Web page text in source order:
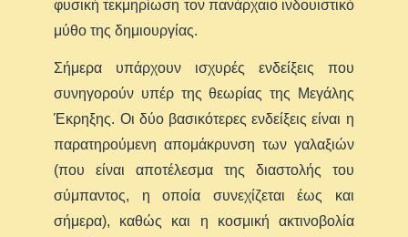
φυσική τεκμηρίωση τον πανάρχαιο ινδουιστικό
μύθο της δημιουργίας.
Σήμερα υπάρχουν ισχυρές ενδείξεις που
συνηγορούν υπέρ της θεωρίας της Μεγάλης
Έκρηξης. Οι δύο βασικότερες ενδείξεις είναι η
παρατηρούμενη απομάκρυνση των γαλαξιών
(που είναι αποτέλεσμα της διαστολής του
σύμπαντος, η οποία συνεχίζεται έως και
σήμερα), καθώς και η κοσμική ακτινοβολία